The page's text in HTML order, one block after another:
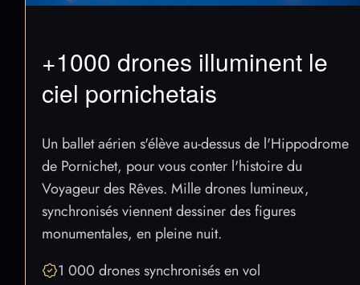
+1000 drones illuminent le
ciel pornichetais
Un ballet aérien s'élève au-dessus de l'Hippodrome
de Pornichet, pour vous conter l'histoire du
Voyageur des Rêves. Mille drones lumineux,
synchronisés viennent dessiner des figures
monumentales, en pleine nuit.
1 000 drones synchronisés en vol